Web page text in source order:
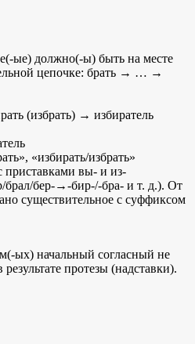
ые) должно(-ы) быть на месте
цепочке: брать → … →
(избрать) → избиратель
«избирать/избрать»
приставками вы‑ и из‑
бер‑→‑бир‑/‑бра‑ и т. д.). От
существительное с суффиксом
ых) начальный согласный не
протезы (надставки).